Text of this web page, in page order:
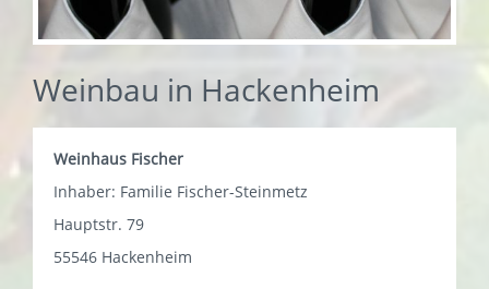
Gemeinden
Weinbau in Hackenheim
Weinhaus Fischer
Inhaber: Familie Fischer-Steinmetz
Hauptstr. 79
55546 Hackenheim